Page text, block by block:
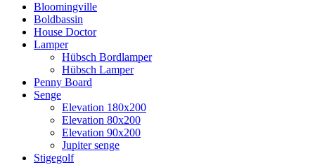
Bloomingville
Boldbassin
House Doctor
Lamper
Hübsch Bordlamper
Hübsch Lamper
Penny Board
Senge
Elevation 180x200
Elevation 80x200
Elevation 90x200
Jupiter senge
Stigegolf